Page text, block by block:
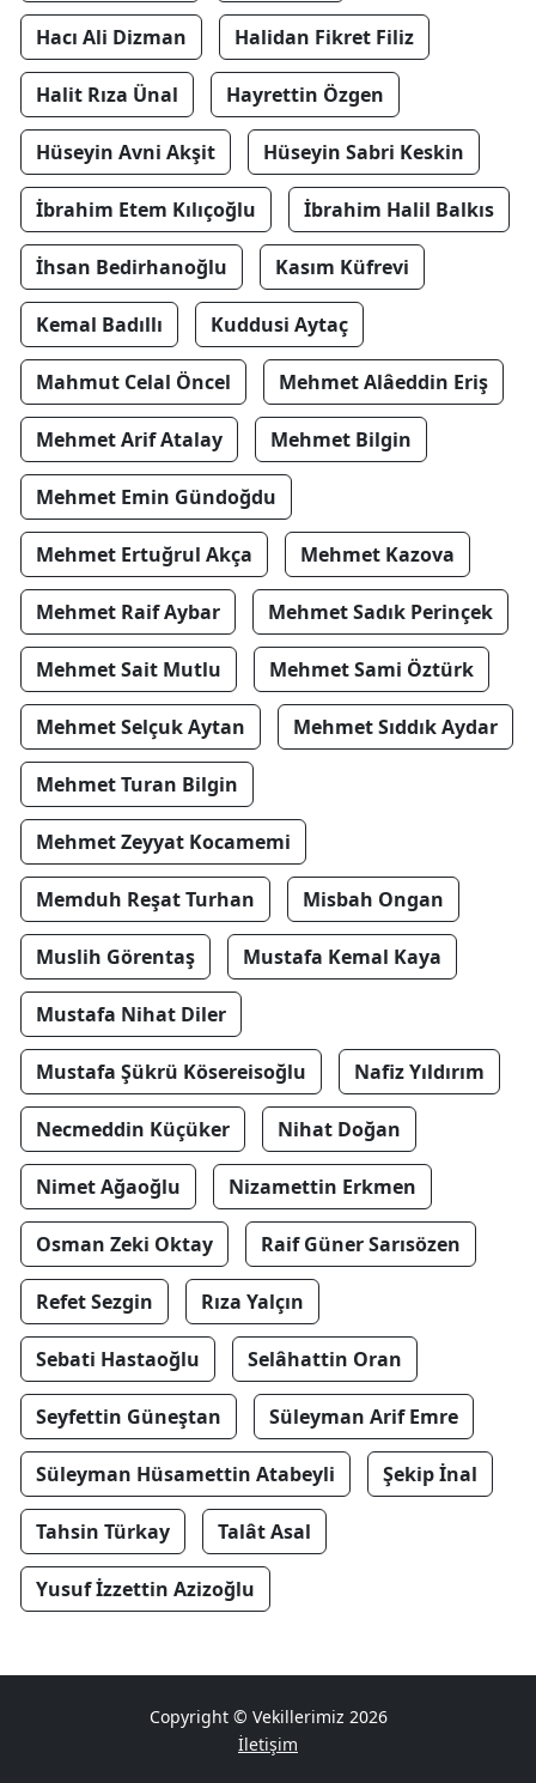
Hacı Ali Dizman Halidan Fikret Filiz
Halit Rıza Ünal Hayrettin Özgen
Hüseyin Avni Akşit Hüseyin Sabri Keskin
İbrahim Etem Kılıçoğlu İbrahim Halil Balkıs
İhsan Bedirhanoğlu Kasım Küfrevi
Kemal Badıllı Kuddusi Aytaç
Mahmut Celal Öncel Mehmet Alâeddin Eriş
Mehmet Arif Atalay Mehmet Bilgin
Mehmet Emin Gündoğdu
Mehmet Ertuğrul Akça Mehmet Kazova
Mehmet Raif Aybar Mehmet Sadık Perinçek
Mehmet Sait Mutlu Mehmet Sami Öztürk
Mehmet Selçuk Aytan Mehmet Sıddık Aydar
Mehmet Turan Bilgin
Mehmet Zeyyat Kocamemi
Memduh Reşat Turhan Misbah Ongan
Muslih Görentaş Mustafa Kemal Kaya
Mustafa Nihat Diler
Mustafa Şükrü Kösereisoğlu Nafiz Yıldırım
Necmeddin Küçüker Nihat Doğan
Nimet Ağaoğlu Nizamettin Erkmen
Osman Zeki Oktay Raif Güner Sarısözen
Refet Sezgin Rıza Yalçın
Sebati Hastaoğlu Selâhattin Oran
Seyfettin Güneştan Süleyman Arif Emre
Süleyman Hüsamettin Atabeyli Şekip İnal
Tahsin Türkay Talât Asal
Yusuf İzzettin Azizoğlu
Copyright © Vekillerimiz 2026
İletişim